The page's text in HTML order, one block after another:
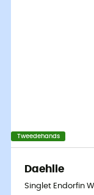
Tweedehands
Daehlie
Singlet Endorfin